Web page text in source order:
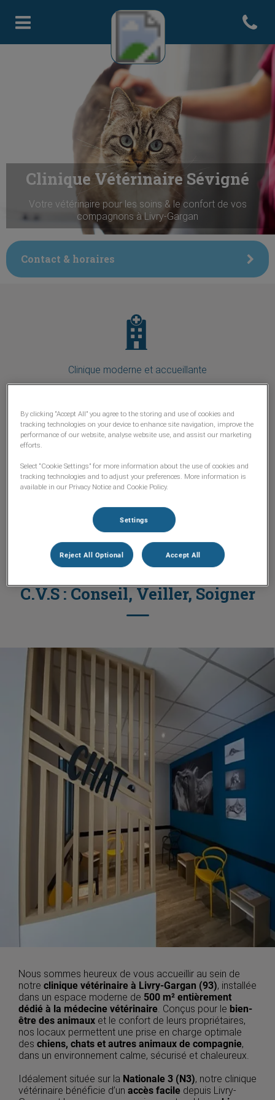
Page d'accueil de Clinique
Open
Clinique Vétérinaire Sévigné
Votre vétérinaire pour les soins & le confort de vos
compagnons à Livry-Gargan
Contact & horaires
Clinique moderne et accueillante
Soins aux animaux 7/7
C.V.S : Conseil, Veiller, Soigner
Nous sommes heureux de vous accueillir au sein de
notre clinique vétérinaire à Livry-Gargan (93), installée
dans un espace moderne de 500 m² entièrement
dédié à la médecine vétérinaire . Conçus pour le bien-
être des animaux et le confort de leurs propriétaires,
nos locaux permettent une prise en charge optimale
des chiens, chats et autres animaux de compagnie,
dans un environnement calme, sécurisé et chaleureux.
Idéalement située sur la Nationale 3 (N3), notre clinique
vétérinaire bénéficie d’un accès facile depuis Livry-
By clicking “Accept All” you agree to the storing and use of cookies and
tracking technologies on your device to enhance site navigation, improve the
performance of our website, analyse website use, and assist our marketing
efforts.
Select “Cookie Settings” for more information about the use of cookies and
tracking technologies and to adjust your preferences. More information is
available in our Privacy Notice and Cookie Policy.
Settings
Reject All Optional Accept All